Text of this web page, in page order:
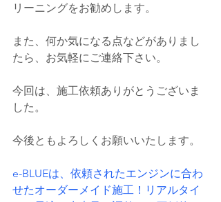
リーニングをお勧めします。
また、何か気になる点などがありまし
たら、お気軽にご連絡下さい。
今回は、施工依頼ありがとうございま
した。
今後ともよろしくお願いいたします。
e-BLUEは、依頼されたエンジンに合わ
せたオーダーメイド施工！リアルタイ